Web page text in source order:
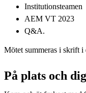
Institutionsteamen
AEM VT 2023
Q&A.
Mötet summeras i skrift i
På plats och